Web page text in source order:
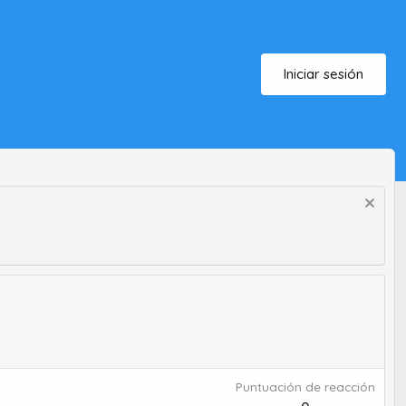
Iniciar sesión
Puntuación de reacción